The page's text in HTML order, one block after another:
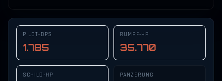
PILOT-DPS
1.785
RUMPF-HP
35.770
SCHILD-HP PANZERUNG